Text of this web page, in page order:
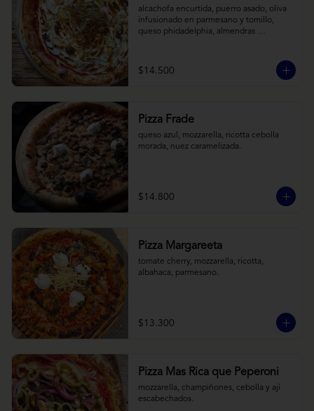
alcachofa encurtida, puerro asado, oliva
infusionado en parmesano y tomillo,
queso phidadelphia, almendras
$14.500
Pizza Frade
queso azul, mozzarella, ricotta cebolla
morada, nuez caramelizada.
$14.800
Pizza Margareeta
tomate cherry, mozzarella, ricotta,
albahaca, parmesano.
$13.300
Pizza Mas Rica que Peperoni
mozzarella, champiñones, cebolla y ají
escabechados.